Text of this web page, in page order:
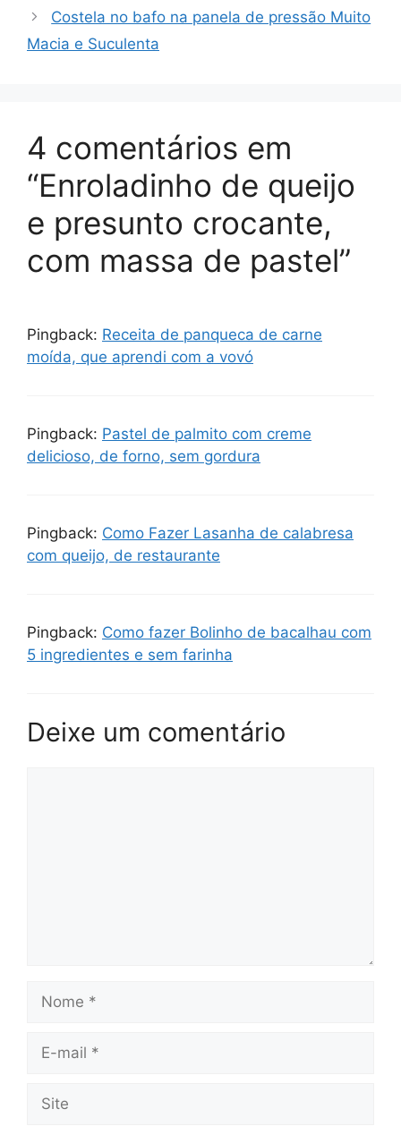
Costela no bafo na panela de pressão Muito
Macia e Suculenta
4 comentários em
“Enroladinho de queijo
e presunto crocante,
com massa de pastel”
Pingback: Receita de panqueca de carne
moída, que aprendi com a vovó
Pingback: Pastel de palmito com creme
delicioso, de forno, sem gordura
Pingback: Como Fazer Lasanha de calabresa
com queijo, de restaurante
Pingback: Como fazer Bolinho de bacalhau com
5 ingredientes e sem farinha
Deixe um comentário
mail